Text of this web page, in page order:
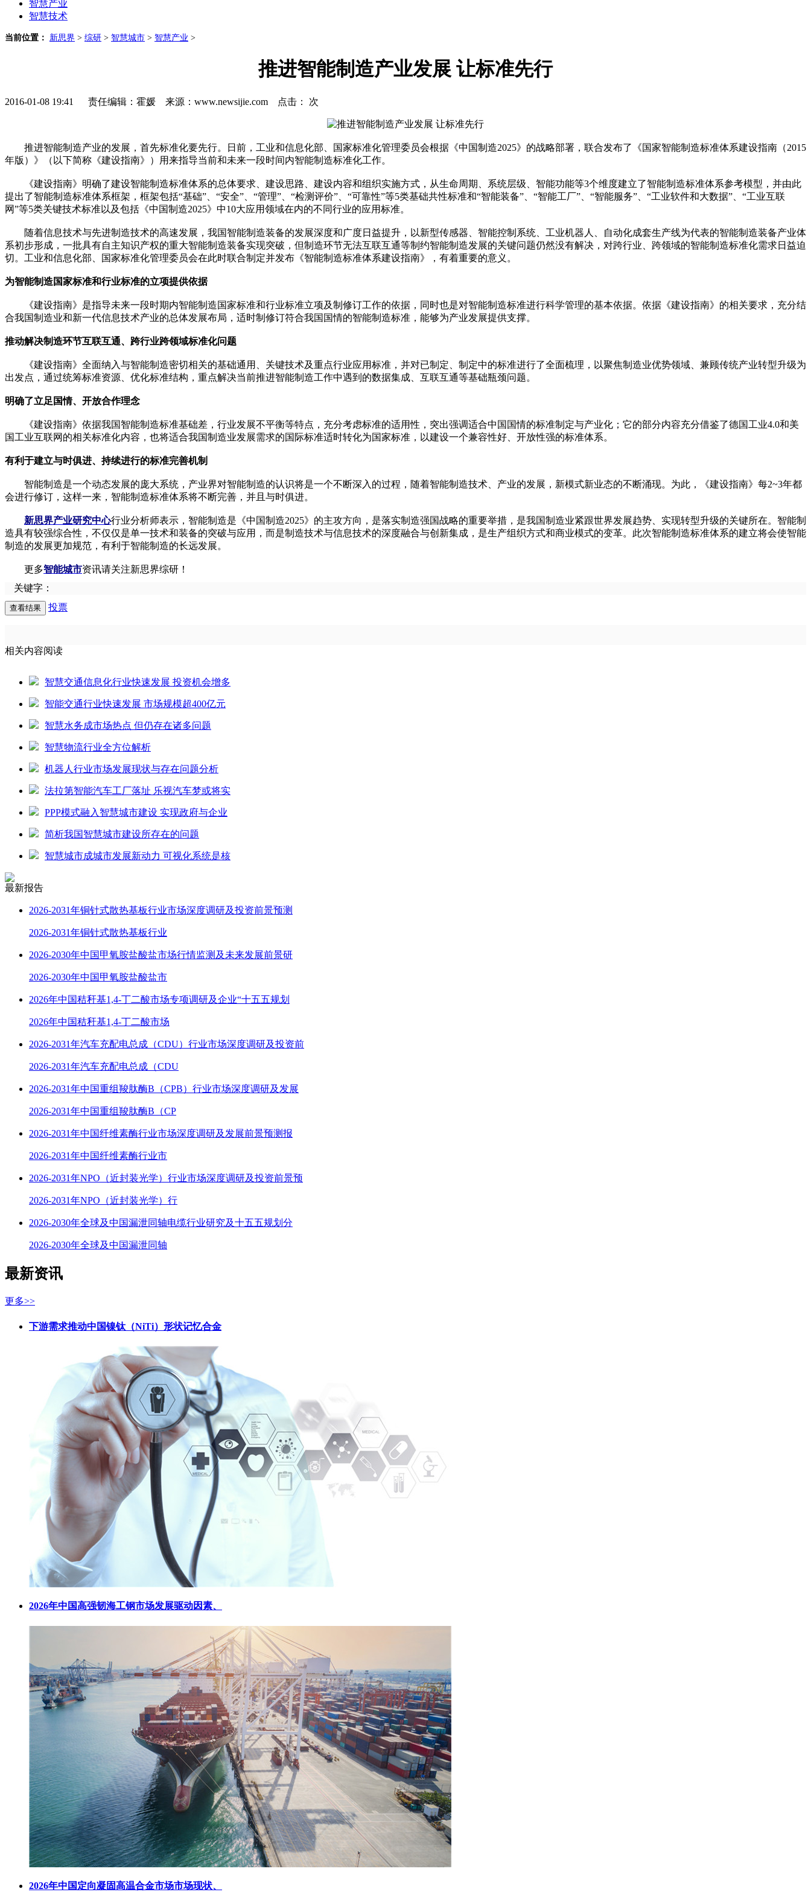
智慧产业
智慧技术
当前位置： 新思界 > 综研 > 智慧城市 > 智慧产业 >
推进智能制造产业发展 让标准先行
2016-01-08 19:41 责任编辑：霍媛 来源：www.newsijie.com 点击： 次
推进智能制造产业的发展，首先标准化要先行。日前，工业和信息化部、国家标准化管理委员会根据《中国制造2025》的战略部署，联合发布了《国家智能制造标准体系建设指南（2015
年版）》（以下简称《建设指南》）用来指导当前和未来一段时间内智能制造标准化工作。
《建设指南》明确了建设智能制造标准体系的总体要求、建设思路、建设内容和组织实施方式，从生命周期、系统层级、智能功能等3个维度建立了智能制造标准体系参考模型，并由此
提出了智能制造标准体系框架，框架包括“基础”、“安全”、“管理”、“检测评价”、“可靠性”等5类基础共性标准和“智能装备”、“智能工厂”、“智能服务”、“工业软件和大数据”、“工业互联
网”等5类关键技术标准以及包括《中国制造2025》中10大应用领域在内的不同行业的应用标准。
随着信息技术与先进制造技术的高速发展，我国智能制造装备的发展深度和广度日益提升，以新型传感器、智能控制系统、工业机器人、自动化成套生产线为代表的智能制造装备产业体
系初步形成，一批具有自主知识产权的重大智能制造装备实现突破，但制造环节无法互联互通等制约智能制造发展的关键问题仍然没有解决，对跨行业、跨领域的智能制造标准化需求日益迫
切。工业和信息化部、国家标准化管理委员会在此时联合制定并发布《智能制造标准体系建设指南》，有着重要的意义。
为智能制造国家标准和行业标准的立项提供依据
《建设指南》是指导未来一段时期内智能制造国家标准和行业标准立项及制修订工作的依据，同时也是对智能制造标准进行科学管理的基本依据。依据《建设指南》的相关要求，充分结
合我国制造业和新一代信息技术产业的总体发展布局，适时制修订符合我国国情的智能制造标准，能够为产业发展提供支撑。
推动解决制造环节互联互通、跨行业跨领域标准化问题
《建设指南》全面纳入与智能制造密切相关的基础通用、关键技术及重点行业应用标准，并对已制定、制定中的标准进行了全面梳理，以聚焦制造业优势领域、兼顾传统产业转型升级为
出发点，通过统筹标准资源、优化标准结构，重点解决当前推进智能制造工作中遇到的数据集成、互联互通等基础瓶颈问题。
明确了立足国情、开放合作理念
《建设指南》依据我国智能制造标准基础差，行业发展不平衡等特点，充分考虑标准的适用性，突出强调适合中国国情的标准制定与产业化；它的部分内容充分借鉴了德国工业4.0和美
国工业互联网的相关标准化内容，也将适合我国制造业发展需求的国际标准适时转化为国家标准，以建设一个兼容性好、开放性强的标准体系。
有利于建立与时俱进、持续进行的标准完善机制
智能制造是一个动态发展的庞大系统，产业界对智能制造的认识将是一个不断深入的过程，随着智能制造技术、产业的发展，新模式新业态的不断涌现。为此，《建设指南》每2~3年都
会进行修订，这样一来，智能制造标准体系将不断完善，并且与时俱进。
新思界产业研究中心行业分析师表示，智能制造是《中国制造2025》的主攻方向，是落实制造强国战略的重要举措，是我国制造业紧跟世界发展趋势、实现转型升级的关键所在。智能制
造具有较强综合性，不仅仅是单一技术和装备的突破与应用，而是制造技术与信息技术的深度融合与创新集成，是生产组织方式和商业模式的变革。此次智能制造标准体系的建立将会使智能
制造的发展更加规范，有利于智能制造的长远发展。
更多智能城市资讯请关注新思界综研！
关键字：
投票
相关内容阅读
智慧交通信息化行业快速发展 投资机会增多
智能交通行业快速发展 市场规模超400亿元
智慧水务成市场热点 但仍存在诸多问题
智慧物流行业全方位解析
机器人行业市场发展现状与存在问题分析
法拉第智能汽车工厂落址 乐视汽车梦或将实
PPP模式融入智慧城市建设 实现政府与企业
简析我国智慧城市建设所存在的问题
智慧城市成城市发展新动力 可视化系统是核
最新报告
2026-2031年铜针式散热基板行业市场深度调研及投资前景预测
2026-2031年铜针式散热基板行业
2026-2030年中国甲氧胺盐酸盐市场行情监测及未来发展前景研
2026-2030年中国甲氧胺盐酸盐市
2026年中国秸秆基1,4-丁二酸市场专项调研及企业“十五五规划
2026年中国秸秆基1,4-丁二酸市场
2026-2031年汽车充配电总成（CDU）行业市场深度调研及投资前
2026-2031年汽车充配电总成（CDU
2026-2031年中国重组羧肽酶B（CPB）行业市场深度调研及发展
2026-2031年中国重组羧肽酶B（CP
2026-2031年中国纤维素酶行业市场深度调研及发展前景预测报
2026-2031年中国纤维素酶行业市
2026-2031年NPO（近封装光学）行业市场深度调研及投资前景预
2026-2031年NPO（近封装光学）行
2026-2030年全球及中国漏泄同轴电缆行业研究及十五五规划分
2026-2030年全球及中国漏泄同轴
最新资讯
更多>>
下游需求推动中国镍钛（NiTi）形状记忆合金
2026年中国高强韧海工钢市场发展驱动因素、
2026年中国定向凝固高温合金市场市场现状、